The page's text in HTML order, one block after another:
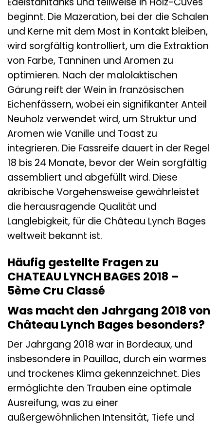
beginnt. Die Mazeration, bei der die Schalen
und Kerne mit dem Most in Kontakt bleiben,
wird sorgfältig kontrolliert, um die Extraktion
von Farbe, Tanninen und Aromen zu
optimieren. Nach der malolaktischen
Gärung reift der Wein in französischen
Eichenfässern, wobei ein signifikanter Anteil
Neuholz verwendet wird, um Struktur und
Aromen wie Vanille und Toast zu
integrieren. Die Fassreife dauert in der Regel
18 bis 24 Monate, bevor der Wein sorgfältig
assembliert und abgefüllt wird. Diese
akribische Vorgehensweise gewährleistet
die herausragende Qualität und
Langlebigkeit, für die Château Lynch Bages
weltweit bekannt ist.
Häufig gestellte Fragen zu
CHATEAU LYNCH BAGES 2018 –
5ème Cru Classé
Was macht den Jahrgang 2018 von
Château Lynch Bages besonders?
Der Jahrgang 2018 war in Bordeaux, und
insbesondere in Pauillac, durch ein warmes
und trockenes Klima gekennzeichnet. Dies
ermöglichte den Trauben eine optimale
Ausreifung, was zu einer
außergewöhnlichen Intensität, Tiefe und